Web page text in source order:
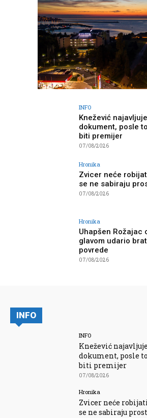
INFO
Knežević
dokument, posle
biti premijer
07/08/2026
Hronika
Zvicer neće
se ne sabiraju
07/08/2026
Hronika
Uhapšen Rožajac
glavom udario
povrede
07/08/2026
INFO
INFO
Knežević
dokument, posle
biti premijer
07/08/2026
Hronika
Zvicer neće
se ne sabiraju